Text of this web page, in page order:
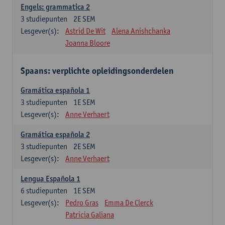
Engels: grammatica 2
2E SEM
3 studiepunten
Lesgever(s):
Astrid De Wit
Alena Anishchanka
Joanna Bloore
Spaans: verplichte opleidingsonderdelen
Gramática española 1
1E SEM
3 studiepunten
Lesgever(s):
Anne Verhaert
Gramática española 2
2E SEM
3 studiepunten
Lesgever(s):
Anne Verhaert
Lengua Española 1
1E SEM
6 studiepunten
Lesgever(s):
Pedro Gras
Emma De Clerck
Patricia Galiana